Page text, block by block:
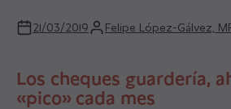
21/03/2019 Felipe López-Gálvez,
Los cheques guardería,
«pico» cada mes